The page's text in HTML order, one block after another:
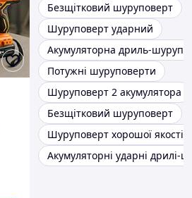
Безщітковий шуруповерт
Шуруповерт ударний
Акумуляторна дриль-
Потужні шуруповерти
Шуруповерт 2 акумулятора
Безщітковий шуруповерт
Шуруповерт хорошої якості
Акумуляторні ударні дрилі-